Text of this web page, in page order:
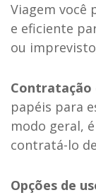
Viagem você
e eficiente
ou
Contratação
papéis para
modo geral,
contratá-lo
Opções de